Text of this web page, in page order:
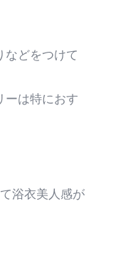
などをつけて
ーは特におす
浴衣美人感が